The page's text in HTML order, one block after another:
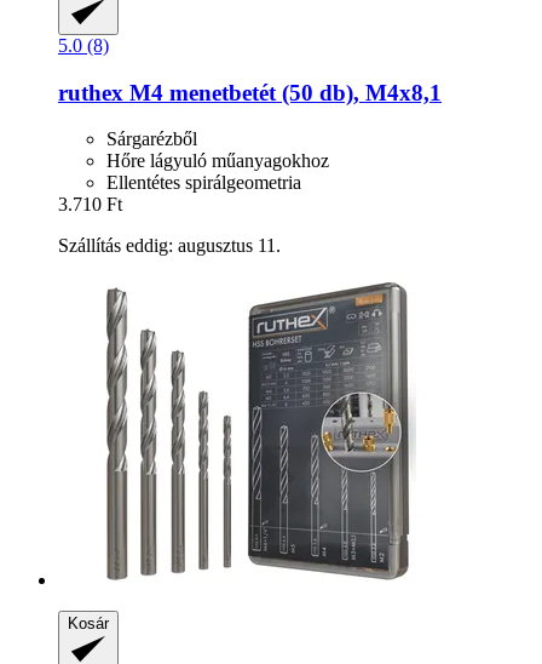
5.0 (8)
ruthex M4 menetbetét (50 db), M4x8,1
Sárgarézből
Hőre lágyuló műanyagokhoz
Ellentétes spirálgeometria
3.710 Ft
Szállítás eddig: augusztus 11.
Kosár